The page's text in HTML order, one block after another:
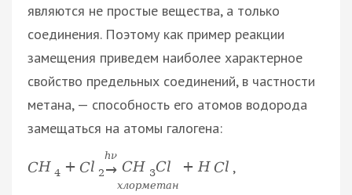
являются не простые вещества, а только
соединения. Поэтому как пример реакции
замещения приведем наиболее характерное
свойство предельных соединений, в частности
метана, — способность его атомов водорода
замещаться на атомы галогена:
CH 4 + Cl 2
hν
→ CH 3Cl
хлорметан
+ H Cl ,